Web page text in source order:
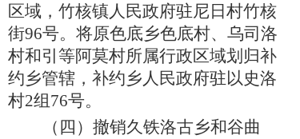
区域，竹核镇人民政府驻尼日村竹核
街96号。将原色底乡色底村、乌司洛
村和引等阿莫村所属行政区域划归补
约乡管辖，补约乡人民政府驻以史洛
村2组76号。
（四） 撤销久铁洛古乡和谷曲